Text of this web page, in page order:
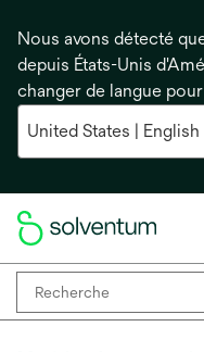
Nous avons détecté
depuis États-Unis
changer de langue